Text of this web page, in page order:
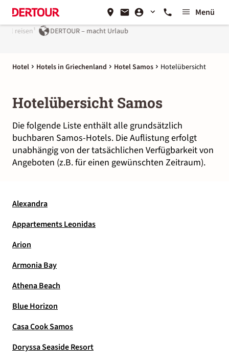
Menü
reisen¹ DERTOUR – macht Urlaub
Hotel Hotels in Griechenland Hotel Samos Hotelübersicht
Hotelübersicht Samos
Die folgende Liste enthält alle grundsätzlich
buchbaren Samos-Hotels. Die Auflistung erfolgt
unabhängig von der tatsächlichen Verfügbarkeit von
Angeboten (z.B. für einen gewünschten Zeitraum).
Alexandra
Appartements Leonidas
Arion
Armonia Bay
Athena Beach
Blue Horizon
Casa Cook Samos
Doryssa Seaside Resort